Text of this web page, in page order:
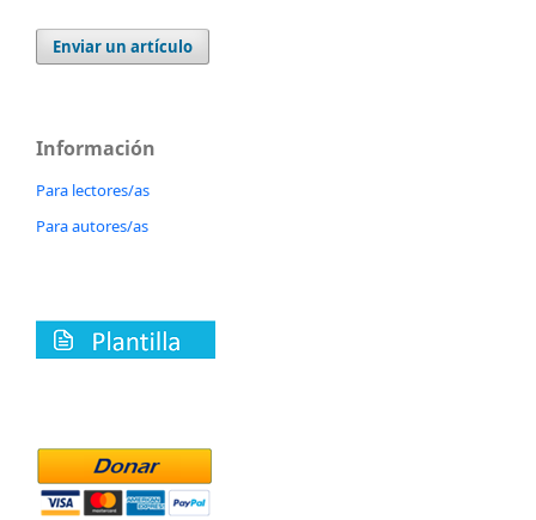
Enviar un artículo
Información
Para lectores/as
Para autores/as